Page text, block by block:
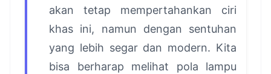
akan tetap mempertahankan ciri
khas ini, namun dengan sentuhan
yang lebih segar dan modern. Kita
bisa berharap melihat pola lampu